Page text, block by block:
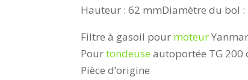
Hauteur : 62 mmDiamètre du bol
Filtre à gasoil pour moteur
Pourtondeuseautoportée TG 200
Pièce d’origine